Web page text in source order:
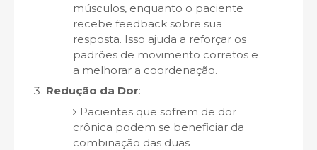
músculos, enquanto o paciente
recebe feedback sobre sua
resposta. Isso ajuda a reforçar os
padrões de movimento corretos e
a melhorar a coordenação.
Redução da Dor:
Pacientes que sofrem de dor
crônica podem se beneficiar da
combinação das duas